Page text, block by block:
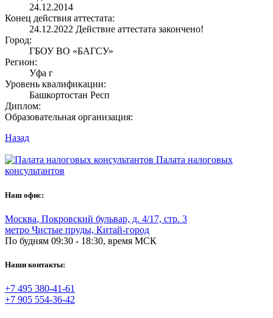
24.12.2014
Конец действия аттестата:
24.12.2022 Действие аттестата закончено!
Город:
ГБОУ ВО «БАГСУ»
Регион:
Уфа г
Уровень квалификации:
Башкортостан Респ
Диплом:
Образовательная организация:
Назад
Палата налоговых
консультантов
Наш офис:
Москва, Покровский бульвар, д. 4/17, стр. 3
метро Чистые пруды, Китай-город
По будням 09:30 - 18:30, время МСК
Наши контакты:
+7 495 380-41-61
+7 905 554-36-42